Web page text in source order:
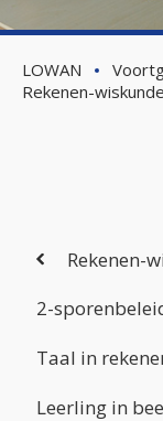
LOWAN
Rekenen-
Rekenen-
2-
Taal in
Leerling in